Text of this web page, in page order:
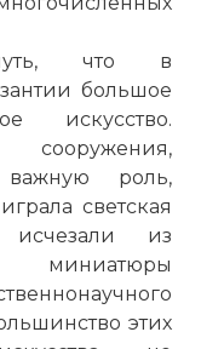
что в
большое
искусство.
сооружения,
роль,
светская
исчезали из
миниатюры
этих